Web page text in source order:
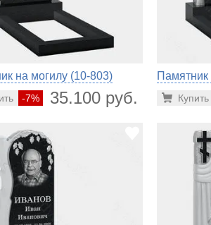
на могилу (10-803)
-7% 35.100 руб.
Памятник
Купить